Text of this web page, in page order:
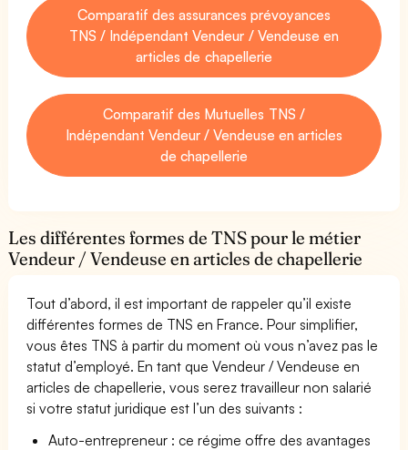
Comparatif des assurances prévoyances
TNS / Indépendant Vendeur / Vendeuse en
articles de chapellerie
Comparatif des Mutuelles TNS /
Indépendant Vendeur / Vendeuse en articles
de chapellerie
Les différentes formes de TNS pour le métier
Vendeur / Vendeuse en articles de chapellerie
Tout d’abord, il est important de rappeler qu’il existe
différentes formes de TNS en France. Pour simplifier,
vous êtes TNS à partir du moment où vous n’avez pas le
statut d’employé. En tant que Vendeur / Vendeuse en
articles de chapellerie, vous serez travailleur non salarié
si votre statut juridique est l’un des suivants :
Auto-entrepreneur : ce régime offre des avantages